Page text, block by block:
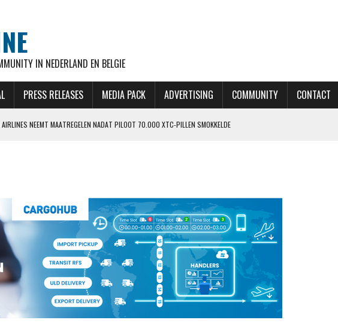
IN NEDERLAND EN BELGIE
PRESS RELEASES MEDIA PACK ADVERTISING COMMUNITY CONTACT
AIRLINES NEEMT MAATREGELEN NADAT PILOOT 70.000 XTC-PILLEN SMOKKELDE
VRACHTVLUCHT MET BOEING 777F OOIT UIT
NOORSE TAK SAS OP LAATSTE MOMENT AFGEBLAZEN